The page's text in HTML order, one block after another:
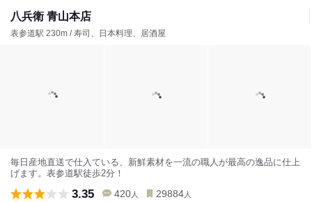
八兵衛 青山本店
表参道駅 230m / 寿司、日本料理、居酒屋
毎日産地直送で仕入ている、新鮮素材を一流の職人が最高の逸品に仕上
げます。表参道駅徒歩2分！
3.35 420 人 29884 人